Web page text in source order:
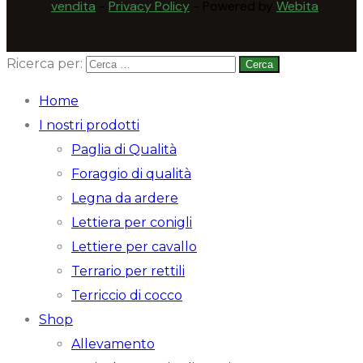
vendita Privacy Policy Webita
Ricerca per:
Home
I nostri prodotti
Paglia di Qualità
Foraggio di qualità
Legna da ardere
Lettiera per conigli
Lettiere per cavallo
Terrario per rettili
Terriccio di cocco
Shop
Allevamento